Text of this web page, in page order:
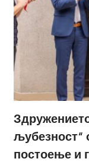
љубезност“
постоење и